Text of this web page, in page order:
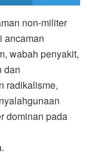
non-militer
ancaman
wabah penyakit,
dan
radikalisme,
dominan pada